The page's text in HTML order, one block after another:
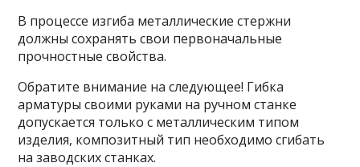
В процессе изгиба металлические стержни
должны сохранять свои первоначальные
прочностные свойства.
Обратите внимание на следующее! Гибка
арматуры своими руками на ручном станке
допускается только с металлическим типом
изделия, композитный тип необходимо сгибать
на заводских станках.